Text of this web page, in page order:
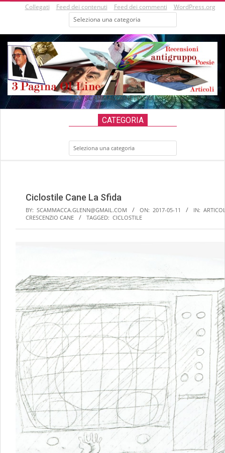
Collegati Feed dei contenuti Feed dei commenti
WordPress.org
Categorie
NAT SCAMMACCA NETWORK
CATEGORIA
Categoria
Ciclostile Cane La Sfida
BY: SCAMMACCA.GLENN@GMAIL.COM ON: 2017-05-11 IN:
CRESCENZIO CANE
TAGGED: CICLOSTILE